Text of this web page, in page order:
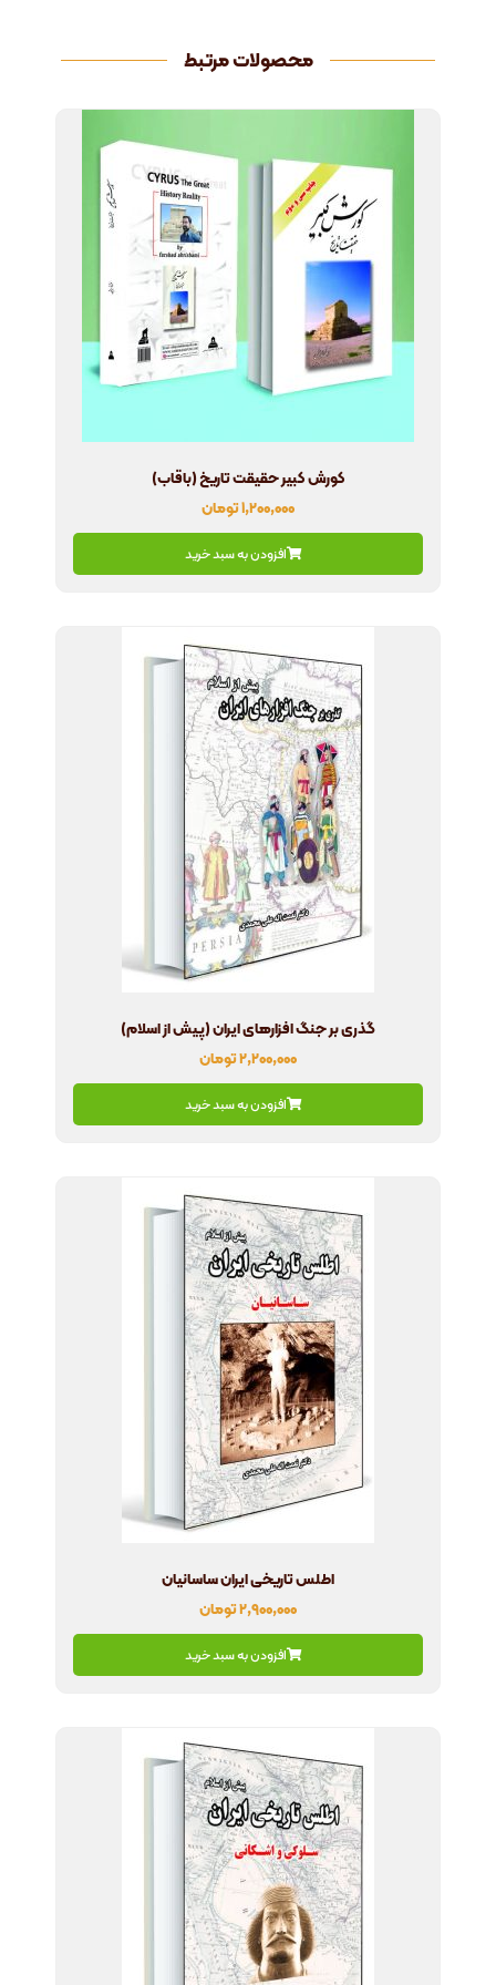
محصولات مرتبط
کورش کبیر حقیقت تاریخ (باقاب)
۱,۲۰۰,۰۰۰تومان
افزودن به سبد خرید
گذری بر جنگ افزارهای ایران (پیش از اسلام)
۲,۲۰۰,۰۰۰تومان
افزودن به سبد خرید
اطلس تاریخی ایران ساسانیان
۲,۹۰۰,۰۰۰تومان
افزودن به سبد خرید